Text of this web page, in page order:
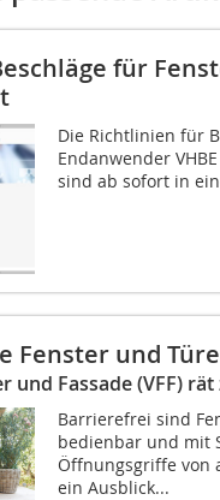
für
Die Richtlinien für
Endanwender
sind ab sofort in
Fenster und
und Fassade (VFF)
Barrierefrei sind
bedienbar und mit
Öffnungsgriffe von
ein Ausblick...